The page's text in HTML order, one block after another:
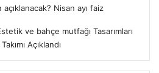
Nisan ayı faiz
ve bahçe mutfağı Tasarımları
Açıklandı